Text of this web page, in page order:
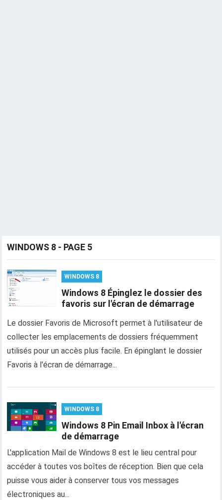
WINDOWS 8 - PAGE 5
WINDOWS 8
Windows 8 Épinglez le dossier des
favoris sur l'écran de démarrage
Le dossier Favoris de Microsoft permet à l'utilisateur de
collecter les emplacements de dossiers fréquemment
utilisés pour un accès plus facile. En épinglant le dossier
Favoris à l'écran de démarrage...
WINDOWS 8
Windows 8 Pin Email Inbox à l'écran
de démarrage
L'application Mail de Windows 8 est le lieu central pour
accéder à toutes vos boîtes de réception. Bien que cela
puisse vous aider à conserver tous vos messages
électroniques au...